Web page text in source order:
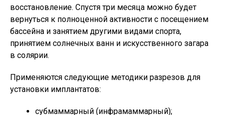
восстановление. Спустя три месяца можно будет
вернуться к полноценной активности с посещением
бассейна и занятием другими видами спорта,
принятием солнечных ванн и искусственного загара
в солярии.
Применяются следующие методики разрезов для
установки имплантатов:
субмаммарный (инфрамаммарный);